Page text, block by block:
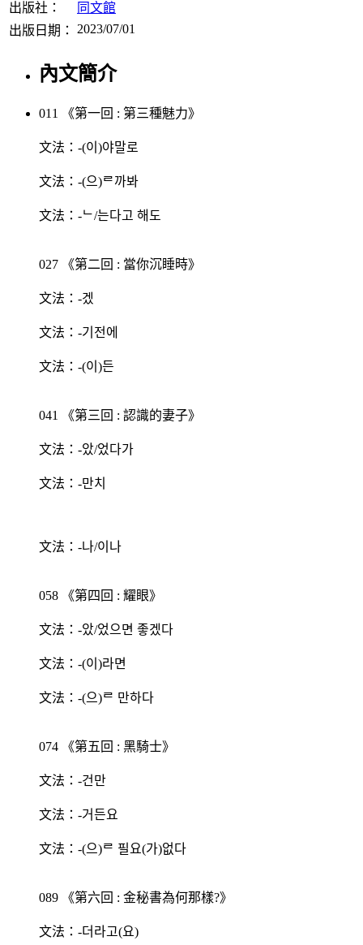
出版社：
同文館
出版日期：
2023/07/01
內文簡介
011 《第一回 : 第三種魅力》
文法：-(이)야말로
文法：-(으)ᄅ까봐
文法：-ᄂ/는다고 해도
027 《第二回 : 當你沉睡時》
文法：-겠
文法：-기전에
文法：-(이)든
041 《第三回 : 認識的妻子》
文法：-았/었다가
文法：-만치
文法：-나/이나
058 《第四回 : 耀眼》
文法：-았/었으면 좋겠다
文法：-(이)라면
文法：-(으)ᄅ 만하다
074 《第五回 : 黑騎士》
文法：-건만
文法：-거든요
文法：-(으)ᄅ 필요(가)없다
089 《第六回 : 金秘書為何那樣?》
文法：-더라고(요)